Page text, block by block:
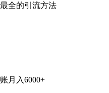
全的引流方法
月入6000+